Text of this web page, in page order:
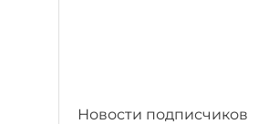
Новости подписчиков